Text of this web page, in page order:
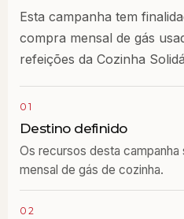
Esta campanha tem
compra mensal de gás
refeições da Cozinha
01
Destino definido
Os recursos desta
mensal de gás de cozinha.
02